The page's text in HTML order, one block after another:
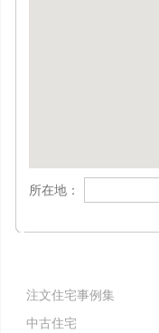
所在地：
注文住宅事例集
中古住宅